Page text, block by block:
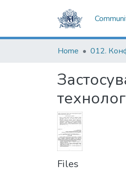
Home
Files